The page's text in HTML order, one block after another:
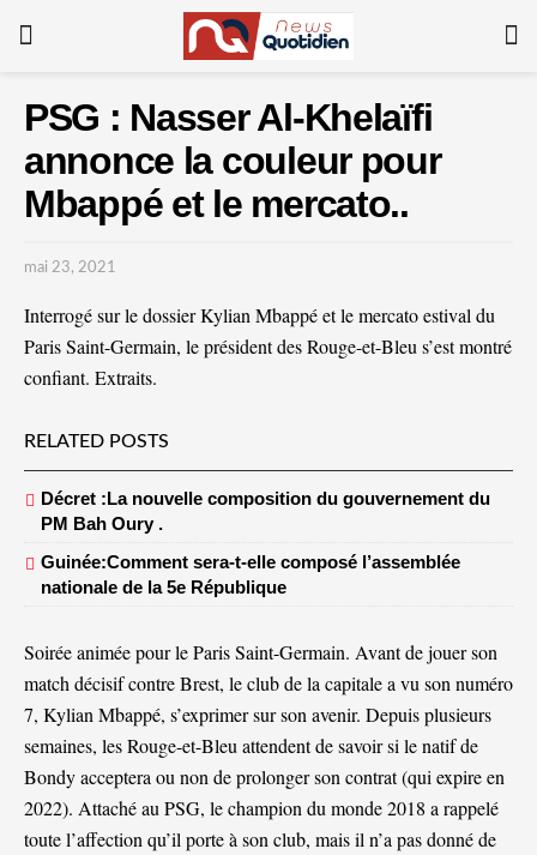
PSG : Nasser Al-Khelaïfi
annonce la couleur pour
Mbappé et le mercato..
mai 23, 2021
Interrogé sur le dossier Kylian Mbappé et le mercato estival du
Paris Saint-Germain, le président des Rouge-et-Bleu s’est montré
confiant. Extraits.
RELATED POSTS
Décret :La nouvelle composition du gouvernement du
PM Bah Oury .
Guinée:Comment sera-t-elle composé l’assemblée
nationale de la 5e République
Soirée animée pour le Paris Saint-Germain. Avant de jouer son
match décisif contre Brest, le club de la capitale a vu son numéro
7, Kylian Mbappé, s’exprimer sur son avenir. Depuis plusieurs
semaines, les Rouge-et-Bleu attendent de savoir si le natif de
Bondy acceptera ou non de prolonger son contrat (qui expire en
2022). Attaché au PSG, le champion du monde 2018 a rappelé
toute l’affection qu’il porte à son club, mais il n’a pas donné de